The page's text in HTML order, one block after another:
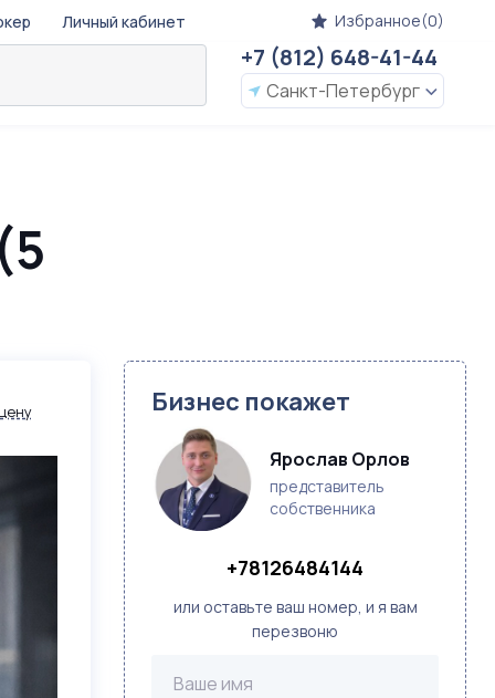
Личный кабинет Избранное(0)
+7 (812) 648-41-44
Санкт-Петербург
Бизнес покажет
Ярослав Орлов
представитель
собственника
+78126484144
или оставьте ваш номер, и я вам
перезвоню